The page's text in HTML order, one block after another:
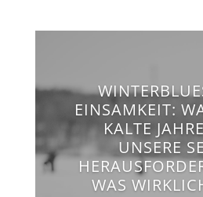
EINSAMKEIT:
KALTE
UNSERE
WAS